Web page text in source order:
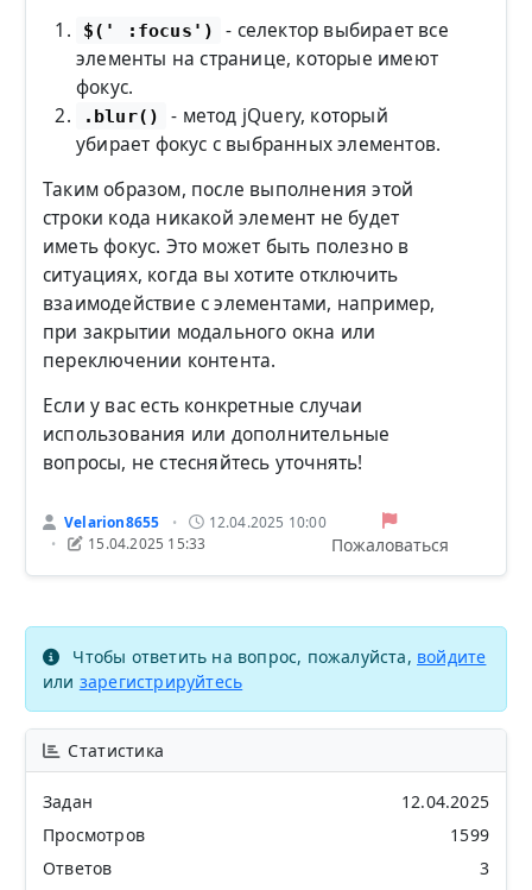
$(' :focus')
- селектор выбирает все
элементы на странице, которые имеют
фокус.
.blur()
- метод jQuery, который
убирает фокус с выбранных элементов.
Таким образом, после выполнения этой
строки кода никакой элемент не будет
иметь фокус. Это может быть полезно в
ситуациях, когда вы хотите отключить
взаимодействие с элементами, например,
при закрытии модального окна или
переключении контента.
Если у вас есть конкретные случаи
использования или дополнительные
вопросы, не стесняйтесь уточнять!
Velarion8655 • 12.04.2025 10:00
• 15.04.2025 15:33 Пожаловаться
Чтобы ответить на вопрос, пожалуйста, войдите
или зарегистрируйтесь
Статистика
Задан
12.04.2025
Просмотров
1599
Ответов
3